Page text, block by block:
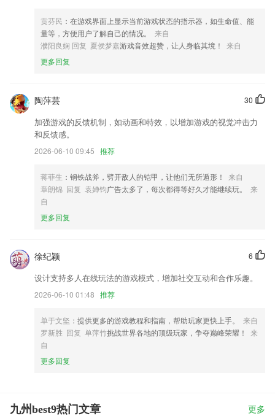
交互界面升级，分区更清晰
下载并安装配套应用程序。新应用程序图标。
支持长按拖动排序
新增跳转路径功能
联系我们
以上就是九州best9的介绍，如果您喜欢这款软件，您可以到应用商店进
贡芬民 ：在游戏界面上显示当前游戏状态的指示器，如生命值、能
量等，方便用户了解自己的情况。
来自
濮阳良娴 回复 夏侯梦嘉游戏音效超赞，让人身临其境！
来自
更多回复
30
陶萍芸
加强游戏的反馈机制，如动画和特效，以增加游戏的视觉冲击力
和反馈感。
2026-06-10 09:45 推荐
蒋菲生 ：钢铁战斧，劈开敌人的铠甲，让他们无所遁形！
来自
章朗锦 回复 袁婵钧广告太多了，每次都得等好久才能继续玩。
来
自
更多回复
6
徐纪颖
设计支持多人在线玩法的游戏模式，增加社交互动和合作乐趣。
2026-06-10 01:48 推荐
单于文坚 ：提供更多的游戏教程和指南，帮助玩家更快上手。
来自
罗新胜 回复 单萍竹挑战世界各地的顶级玩家，争夺巅峰荣耀！
来
自
更多回复
九州best9热门文章 更多